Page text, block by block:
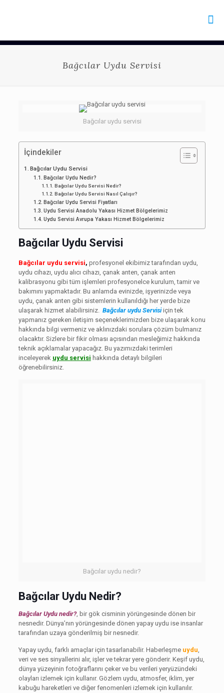
Bağcılar Uydu Servisi
Bağcılar uydu servisi
İçindekiler
Bağcılar Uydu Servisi
Bağcılar Uydu Nedir?
Bağcılar Uydu Servisi Nedir?
Bağcılar Uydu Servisi Nasıl Çalışır?
Bağcılar Uydu Servisi Fiyatları
Uydu Servisi Anadolu Yakası Hizmet Bölgelerimiz
Uydu Servisi Avrupa Yakası Hizmet Bölgelerimiz
Bağcılar Uydu Servisi
Bağcılar uydu servisi, profesyonel ekibimiz tarafından uydu,
uydu cihazı, uydu alıcı cihazı, çanak anten, çanak anten
kalibrasyonu gibi tüm işlemleri profesyonelce kurulum, tamir ve
bakımını yapmaktadır. Bu anlamda evinizde, işyerinizde veya
uydu, çanak anten gibi sistemlerin kullanıldığı her yerde bize
ulaşarak hizmet alabilirsiniz. Bağcılar uydu Servisiiçin tek
yapmanız gereken iletişim seçeneklerimizden bize ulaşarak konu
hakkında bilgi vermeniz ve aklınızdaki sorulara çözüm bulmanız
olacaktır. Sizlere bir fikir olması açısından mesleğimiz hakkında
teknik açıklamalar yapacağız. Bu yazımızdaki terimleri
inceleyerek uydu servisi hakkında detaylı bilgileri
öğrenebilirsiniz.
Bağcılar uydu nedir?
Bağcılar Uydu Nedir?
Bağcılar Uydu nedir?, bir gök cisminin yörüngesinde dönen bir
nesnedir. Dünya’nın yörüngesinde dönen yapay uydu ise insanlar
tarafından uzaya gönderilmiş bir nesnedir.
Yapay uydu, farklı amaçlar için tasarlanabilir. Haberleşme uydu,
veri ve ses sinyallerini alır, işler ve tekrar yere gönderir. Keşif uydu,
dünya yüzeyinin fotoğraflarını çeker ve bu verileri yeryüzündeki
olayları izlemek için kullanır. Gözlem uydu, atmosfer, iklim, yer
kabuğu hareketleri ve diğer fenomenleri izlemek için kullanılır.